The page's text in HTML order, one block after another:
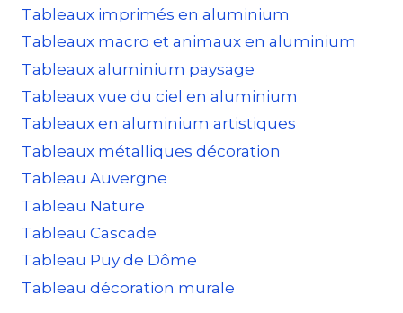
Tableaux imprimés en aluminium
Tableaux macro et animaux en aluminium
Tableaux aluminium paysage
Tableaux vue du ciel en aluminium
Tableaux en aluminium artistiques
Tableaux métalliques décoration
Tableau Auvergne
Tableau Nature
Tableau Cascade
Tableau Puy de Dôme
Tableau décoration murale